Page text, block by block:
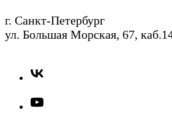
г. Санкт-Петербург
ул. Большая Морская, 67,